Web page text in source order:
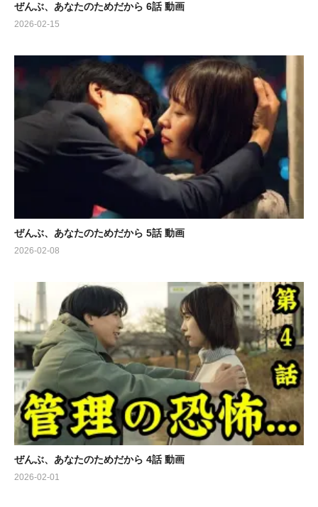
ぜんぶ、あなたのためだから 6話 動画
2026-02-15
ぜんぶ、あなたのためだから 5話 動画
2026-02-08
ぜんぶ、あなたのためだから 4話 動画
2026-02-01